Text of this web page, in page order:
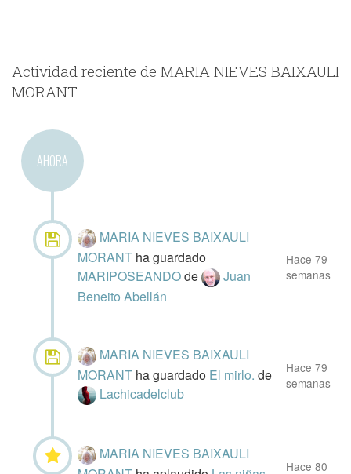
Actividad reciente de MARIA NIEVES BAIXAULI
MORANT
AHORA
MARIA NIEVES BAIXAULI
MORANT ha guardado
MARIPOSEANDOde
Juan
Beneito Abellán
Hace 79
semanas
MARIA NIEVES BAIXAULI
MORANT ha guardado El mirlo.de
Lachicadelclub
Hace 79
semanas
MARIA NIEVES BAIXAULI
Hace 80